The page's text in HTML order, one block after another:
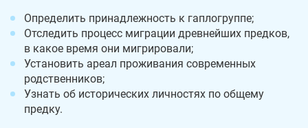
Определить принадлежность к гаплогруппе;
Отследить процесс миграции древнейших предков,
в какое время они мигрировали;
Установить ареал проживания современных
родственников;
Узнать об исторических личностях по общему
предку.